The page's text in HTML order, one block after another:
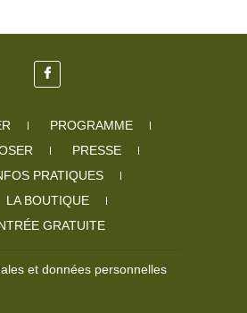
PROGRAMME
PRESSE
PRATIQUES
LA BOUTIQUE
GRATUITE
et données personnelles